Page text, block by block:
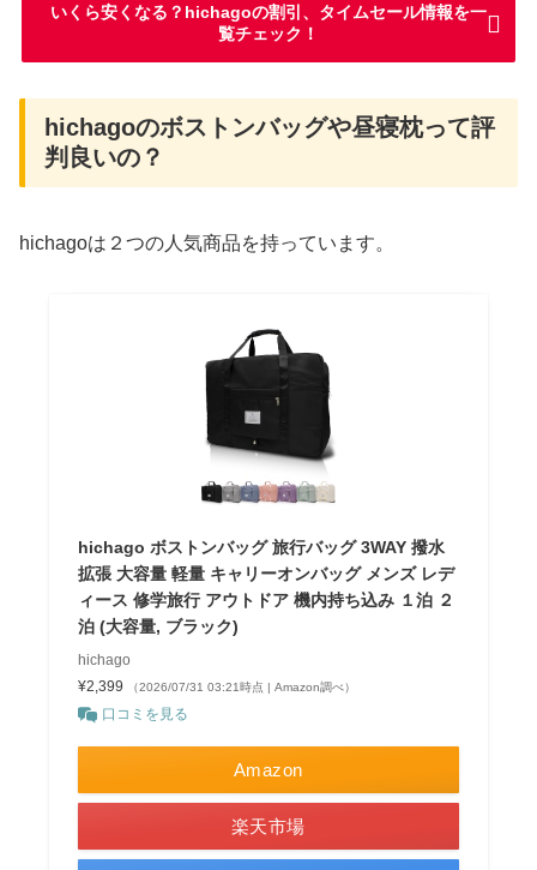
いくら安くなる？hichagoの割引、タイムセール情報を一
覧チェック！
hichagoのボストンバッグや昼寝枕って評
判良いの？
hichagoは２つの人気商品を持っています。
hichago ボストンバッグ 旅行バッグ 3WAY 撥水
拡張 大容量 軽量 キャリーオンバッグ メンズ レデ
ィース 修学旅行 アウトドア 機内持ち込み １泊 ２
泊 (大容量, ブラック)
hichago
¥2,399
（2026/07/31 03:21時点 | Amazon調べ）
口コミを見る
Amazon
楽天市場